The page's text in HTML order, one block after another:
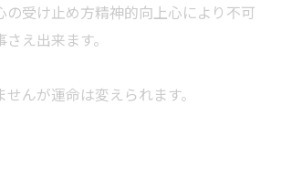
の受け止め方精神的向上心により不可
え出来ます。
んが運命は変えられます。